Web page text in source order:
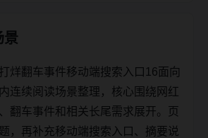
景
烊翻车事件移动端搜索入口16面向
连续阅读场景整理，核心围绕网红
翻车事件和相关长尾需求展开。页
，再补充移动端搜索入口、摘要说